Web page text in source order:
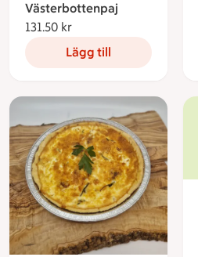
Västerbottenpaj
131.50 kr
Lägg till